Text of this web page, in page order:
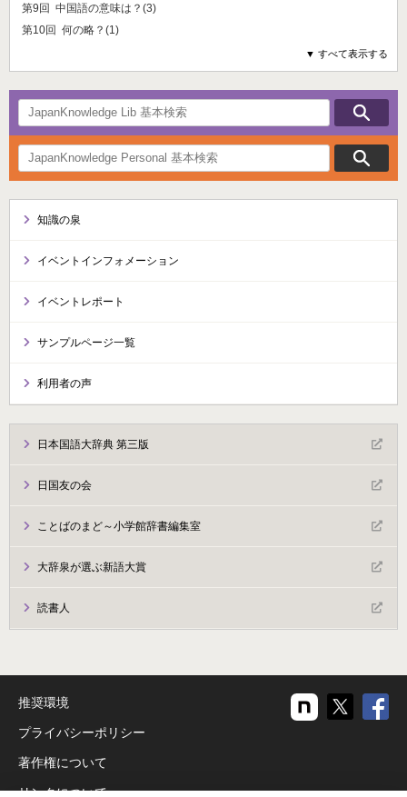
第9回 中国語の意味は？(3)
第10回 何の略？(1)
▼ すべて表示する
知識の泉
イベントインフォメーション
イベントレポート
サンプルページ一覧
利用者の声
日本国語大辞典 第三版
日国友の会
ことばのまど～小学館辞書編集室
大辞泉が選ぶ新語大賞
読書人
推奨環境
プライバシーポリシー
著作権について
リンクについて